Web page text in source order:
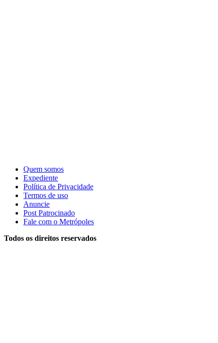
Quem somos
Expediente
Política de Privacidade
Termos de uso
Anuncie
Post Patrocinado
Fale com o Metrópoles
Todos os direitos reservados